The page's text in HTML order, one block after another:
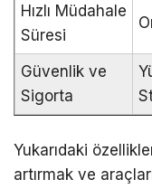
Hızlı Müdahale
Süresi
Güvenlik ve
Sigorta
Yukarıdaki
artırmak ve